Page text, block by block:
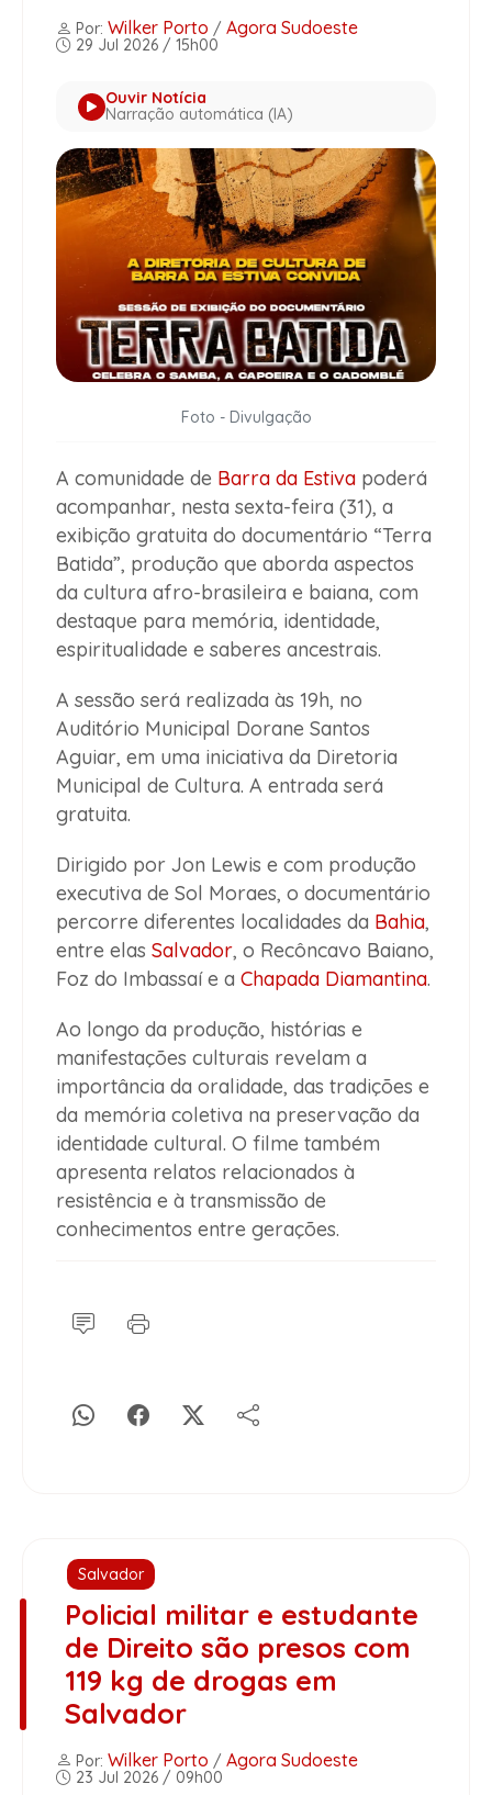
Por: Wilker Porto / Agora Sudoeste
29 Jul 2026 / 15h00
Ouvir Notícia
Narração automática (IA)
Foto - Divulgação
A comunidade de Barra da Estiva poderá
acompanhar, nesta sexta-feira (31), a
exibição gratuita do documentário “Terra
Batida”, produção que aborda aspectos
da cultura afro-brasileira e baiana, com
destaque para memória, identidade,
espiritualidade e saberes ancestrais.
A sessão será realizada às 19h, no
Auditório Municipal Dorane Santos
Aguiar, em uma iniciativa da Diretoria
Municipal de Cultura. A entrada será
gratuita.
Dirigido por Jon Lewis e com produção
executiva de Sol Moraes, o documentário
percorre diferentes localidades da Bahia,
entre elas Salvador, o Recôncavo Baiano,
Foz do Imbassaí e a Chapada Diamantina.
Ao longo da produção, histórias e
manifestações culturais revelam a
importância da oralidade, das tradições e
da memória coletiva na preservação da
identidade cultural. O filme também
apresenta relatos relacionados à
resistência e à transmissão de
conhecimentos entre gerações.
Salvador
Policial militar e estudante
de Direito são presos com
119 kg de drogas em
Salvador
Por: Wilker Porto / Agora Sudoeste
23 Jul 2026 / 09h00